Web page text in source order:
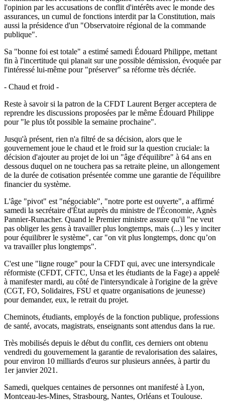
l'opinion par les accusations de conflit d'intérêts avec le monde des
assurances, un cumul de fonctions interdit par la Constitution, mais
aussi la présidence d'un "Observatoire régional de la commande
publique".
Sa "bonne foi est totale" a estimé samedi Édouard Philippe, mettant
fin à l'incertitude qui planait sur une possible démission, évoquée par
l'intéressé lui-même pour "préserver" sa réforme très décriée.
- Chaud et froid -
Reste à savoir si la patron de la CFDT Laurent Berger acceptera de
reprendre les discussions proposées par le même Édouard Philippe
pour "le plus tôt possible la semaine prochaine".
Jusqu'à présent, rien n'a filtré de sa décision, alors que le
gouvernement joue le chaud et le froid sur la question cruciale: la
décision d'ajouter au projet de loi un "âge d'équilibre" à 64 ans en
dessous duquel on ne touchera pas sa retraite pleine, un allongement
de la durée de cotisation présentée comme une garantie de l'équilibre
financier du système.
L'âge "pivot" est "négociable", "notre porte est ouverte", a affirmé
samedi la secrétaire d'État auprès du ministre de l'Économie, Agnès
Pannier-Runacher. Quand le Premier ministre assure qu'il "ne veut
pas obliger les gens à travailler plus longtemps, mais (...) les y inciter
pour équilibrer le système", car "on vit plus longtemps, donc qu’on
va travailler plus longtemps".
C'est une "ligne rouge" pour la CFDT qui, avec une intersyndicale
réformiste (CFDT, CFTC, Unsa et les étudiants de la Fage) a appelé
à manifester mardi, au côté de l'intersyndicale à l'origine de la grève
(CGT, FO, Solidaires, FSU et quatre organisations de jeunesse)
pour demander, eux, le retrait du projet.
Cheminots, étudiants, employés de la fonction publique, professions
de santé, avocats, magistrats, enseignants sont attendus dans la rue.
Très mobilisés depuis le début du conflit, ces derniers ont obtenu
vendredi du gouvernement la garantie de revalorisation des salaires,
pour environ 10 milliards d'euros sur plusieurs années, à partir du
1er janvier 2021.
Samedi, quelques centaines de personnes ont manifesté à Lyon,
Montceau-les-Mines, Strasbourg, Nantes, Orléans et Toulouse.